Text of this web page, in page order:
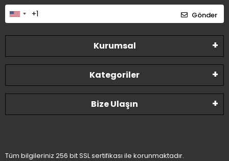
Gönder
Kurumsal
Kategoriler
Bize Ulaşın
Tüm bilgileriniz 256 bit SSL sertifikası ile korunmaktadır.